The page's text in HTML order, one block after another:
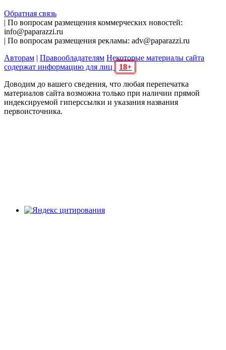
Обратная связь
| По вопросам размещения коммерческих новостей:
info@paparazzi.ru
| По вопросам размещения рекламы: adv@paparazzi.ru
Авторам | Правообладателям Некоторые материалы сайта
содержат информацию для лиц
18+
Доводим до вашего сведения, что любая перепечатка
материалов сайта возможна только при наличии прямой
индексируемой гиперссылки и указания названия
первоисточника.